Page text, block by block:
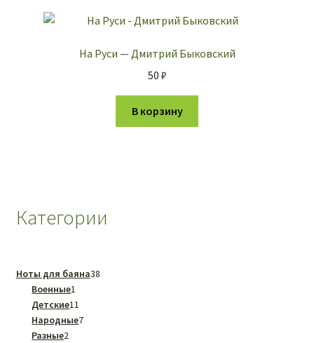
На Руси — Дмитрий Быковский
50 ₽
В корзину
Категории
Ноты для баяна3838
Военные1
товар
Детские11
товаров
Народные77
Разные2